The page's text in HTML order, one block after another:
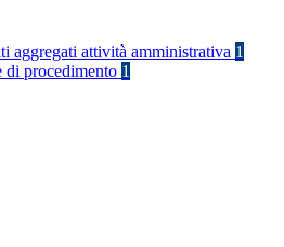
aggregati attività amministrativa 1
di procedimento 1